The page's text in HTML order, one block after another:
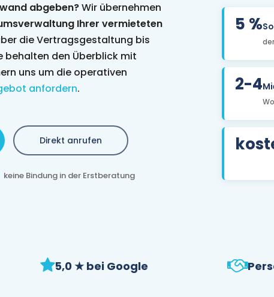
abgeben?Wir übernehmen
Ihrer vermieteten
die Vertragsgestaltung bis
behalten den Überblick mit
uns um die operativen
anfordern.
Direkt anrufen
keine Bindung in der Erstberatung
5 %
2-4
5,0 ★ bei Google